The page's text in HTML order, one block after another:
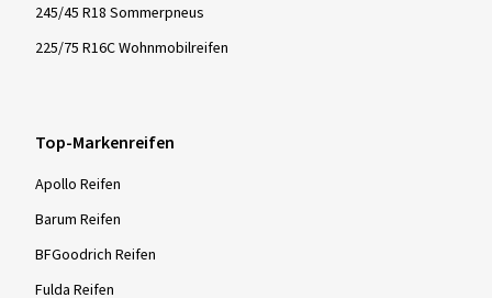
245/45 R18 Sommerpneus
225/75 R16C Wohnmobilreifen
Top-Markenreifen
Apollo Reifen
Barum Reifen
BFGoodrich Reifen
Fulda Reifen